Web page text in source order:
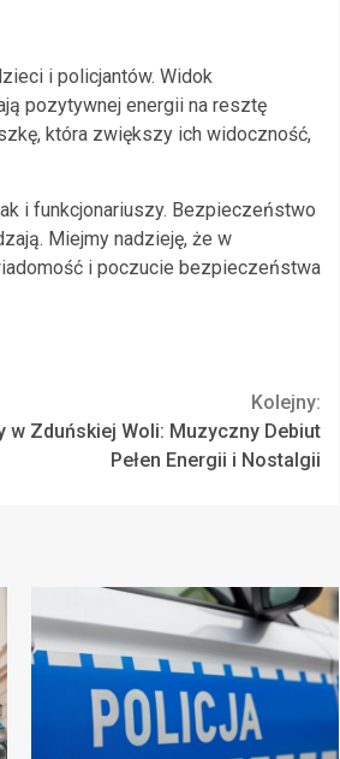
i policjantów. Widok
pozytywnej energii na resztę
która zwiększy ich widoczność,
i funkcjonariuszy. Bezpieczeństwo
Miejmy nadzieję, że w
i poczucie bezpieczeństwa
Kolejny:
w Zduńskiej Woli: Muzyczny Debiut
Pełen Energii i Nostalgii